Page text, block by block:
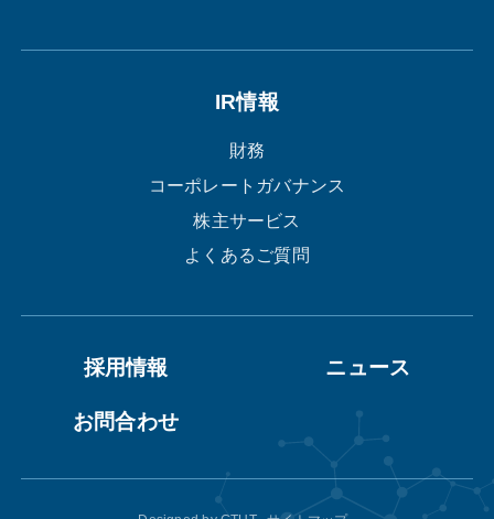
IR情報
財務
コーポレートガバナンス
株主サービス
よくあるご質問
採用情報 ニュース
お問合わせ